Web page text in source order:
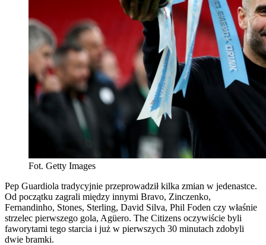
Fot. Getty Images
Pep Guardiola tradycyjnie przeprowadził kilka zmian w jedenastce.
Od początku zagrali między innymi Bravo, Zinczenko,
Fernandinho, Stones, Sterling, David Silva, Phil Foden czy właśnie
strzelec pierwszego gola, Agüero. The Citizens oczywiście byli
faworytami tego starcia i już w pierwszych 30 minutach zdobyli
dwie bramki.